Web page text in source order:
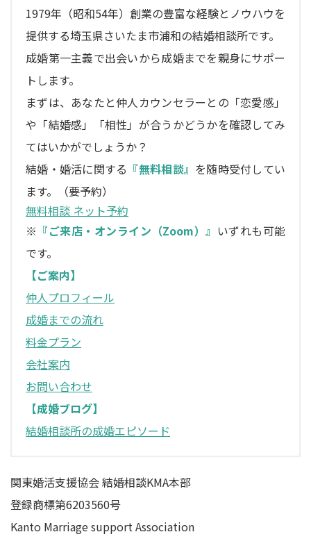
1979年（昭和54年）創業の豊富な経験とノウハウを
提供する埼玉県さいたま市浦和の結婚相談所です。
成婚第一主義で出会いから成婚までを親身にサポー
トします。
まずは、あなたと仲人カウンセラーとの「恋愛感」
や「結婚感」「相性」が合うかどうかを確認してみ
てはいかがでしょうか？
結婚・婚活に関する 『無料相談』 を随時受付してい
ます。（要予約）
無料相談 ネット予約
※ 『ご来店・オンライン（Zoom）』 いずれも可能
です。
【ご案内】
仲人プロフィール
成婚までの流れ
料金プラン
会社案内
お問い合わせ
【成婚ブログ】
結婚相談所の成婚エピソード
関東婚活支援協会 結婚相談KMA本部
登録商標第6203560号
Kanto Marriage support Association